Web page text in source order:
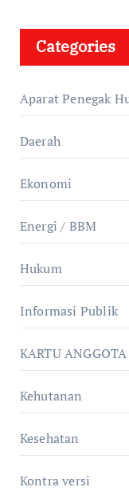
Categories
Aparat Penegak
Daerah
Ekonomi
Energi / BBM
Hukum
Informasi Publik
KARTU ANGGOTA
Kehutanan
Kesehatan
Kontra versi